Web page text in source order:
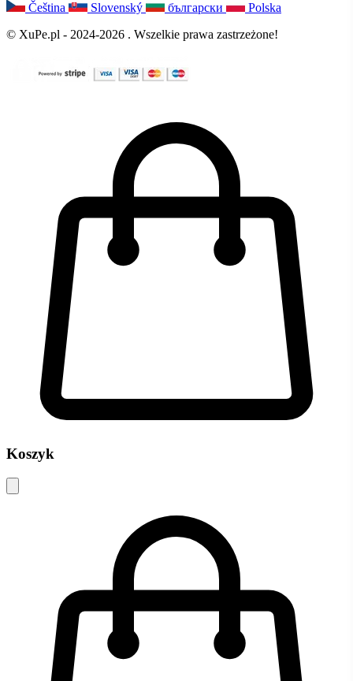
Čeština
Slovenský български
Polska
© XuPe.pl - 2024-2026 . Wszelkie prawa zastrzeżone!
Koszyk